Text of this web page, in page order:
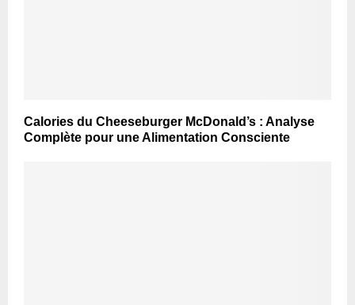
Calories du Cheeseburger McDonald’s : Analyse
Complète pour une Alimentation Consciente